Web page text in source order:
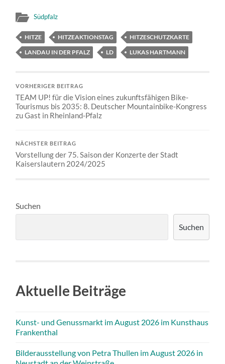
Südpfalz
HITZE HITZEAKTIONSTAG
HITZESCHUTZKARTE
LANDAU IN DER PFALZ
LD LUKAS HARTMANN
VORHERIGER BEITRAG
TEAM UP! für die Vision eines zukunftsfähigen Bike-
Tourismus bis 2035: 8. Deutscher Mountainbike-Kongress
zu Gast in Rheinland-Pfalz
NÄCHSTER BEITRAG
Vorstellung der 75. Saison der Konzerte der Stadt
Kaiserslautern 2024/2025
Suchen
Suchen
Aktuelle Beiträge
Kunst- und Genussmarkt im August 2026 im Kunsthaus
Frankenthal
Bilderausstellung von Petra Thullen im August 2026 in